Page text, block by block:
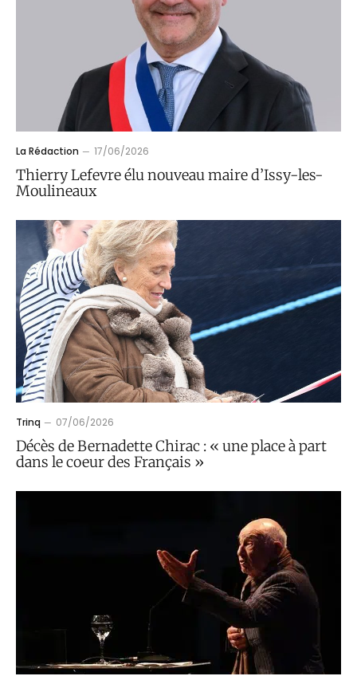
La Rédaction 17/06/2026
Thierry Lefevre élu nouveau maire d’Issy-les-
Moulineaux
Trinq 07/06/2026
Décès de Bernadette Chirac : « une place à part
dans le coeur des Français »